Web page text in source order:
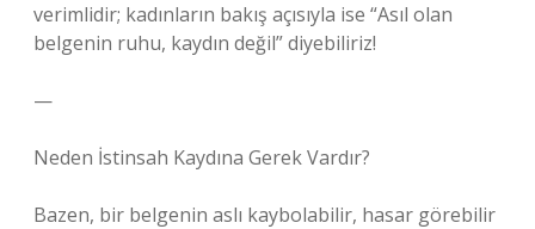
verimlidir; kadınların bakış açısıyla ise “Asıl olan
belgenin ruhu, kaydın değil” diyebiliriz!
—
Neden İstinsah Kaydına Gerek Vardır?
Bazen, bir belgenin aslı kaybolabilir, hasar görebilir